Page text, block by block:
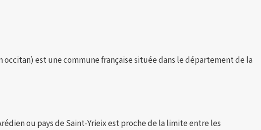
est une commune française située dans le département de la
ou pays de Saint-Yrieix est proche de la limite entre les